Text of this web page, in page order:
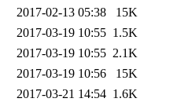
2017-02-13 05:38
15K
2017-03-19 10:55 1.5K
2017-03-19 10:55 2.1K
2017-03-19 10:56
15K
2017-03-21 14:54 1.6K